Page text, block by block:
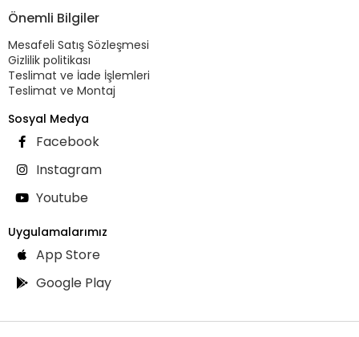
Önemli Bilgiler
Mesafeli Satış Sözleşmesi
Gizlilik politikası
Teslimat ve İade İşlemleri
Teslimat ve Montaj
Sosyal Medya
Facebook
Instagram
Youtube
Uygulamalarımız
App Store
Google Play